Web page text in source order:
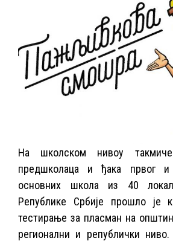
На школском нивоу
предшколаца и ђака првог и
основних школа из 40
Републике Србије прошло је
тестирање за пласман на
регионални и републички